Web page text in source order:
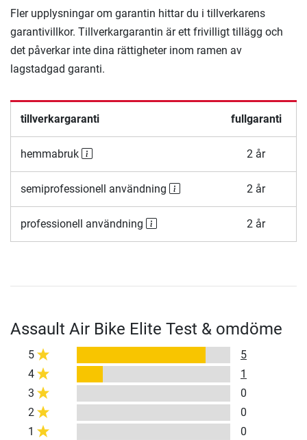
Fler upplysningar om garantin hittar du i tillverkarens
garantivillkor. Tillverkargarantin är ett frivilligt tillägg och
det påverkar inte dina rättigheter inom ramen av
lagstadgad garanti.
tillverkargaranti fullgaranti
hemmabruk 2 år
semiprofessionell användning 2 år
professionell användning 2 år
Assault Air Bike Elite Test & omdöme
5
5
4
1
3
0
2
0
1
0